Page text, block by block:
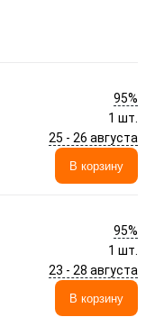
95%
1 шт.
25 - 26 августа
В корзину
95%
1 шт.
23 - 28 августа
В корзину